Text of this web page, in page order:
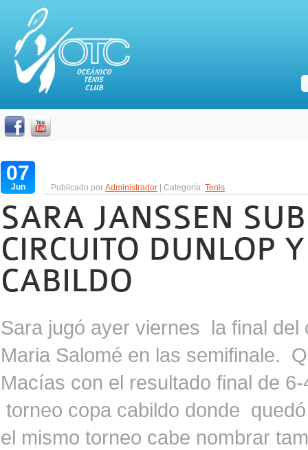
07
Jun Publicado por Administrador | Categoría: Tenis
SARA JANSSEN
CIRCUITO DUNLOP
CABILDO
Sara jugó ayer viernes la final
Maria Salomé en las semifinale.
Macías con el resultado final de
torneo copa cabildo donde
el mismo torneo cabe nombrar